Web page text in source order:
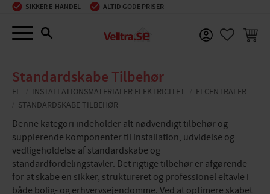
Menu
SIKKER E-HANDEL ALTID GODE PRISER
Standardskabe Tilbehør
EL INSTALLATIONSMATERIALER ELEKTRICITET
ELCENTRALER
STANDARDSKABE TILBEHØR
Denne kategori indeholder alt nødvendigt tilbehør og
supplerende komponenter til installation, udvidelse og
vedligeholdelse af standardskabe og
standardfordelingstavler. Det rigtige tilbehør er afgørende
for at skabe en sikker, struktureret og professionel eltavle i
både bolig- og erhvervsejendomme. Ved at optimere skabet